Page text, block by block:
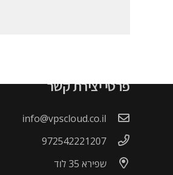
פרטי יצירת קשר
info@vpscloud.co.il
972542221207
שפירא 35 לוד